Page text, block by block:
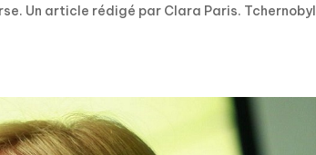
Un article rédigé par Clara Paris. Tchernobyl